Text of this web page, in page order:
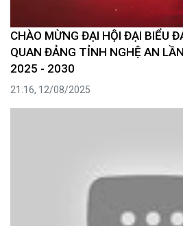
CHÀO MỪNG ĐẠI HỘI ĐẠI BIỂU
QUAN ĐẢNG TỈNH NGHỆ AN
2025 - 2030
21:16, 12/08/2025